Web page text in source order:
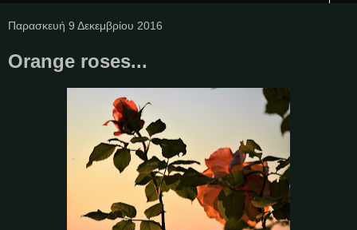
Παρασκευή 9 Δεκεμβρίου 2016
Orange roses...